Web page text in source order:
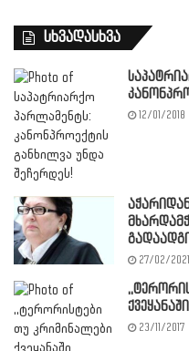
სხვადასხვა
12/01/2018
27/02/2021
23/11/2017